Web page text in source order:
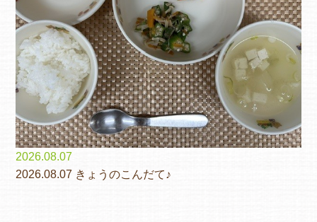
2026.08.07
2026.08.07 きょうのこんだて♪